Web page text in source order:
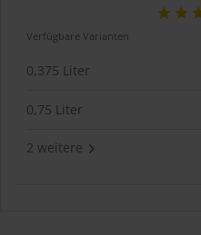
Verfügbare Varianten
0,375 Liter
0,75 Liter
2 weitere